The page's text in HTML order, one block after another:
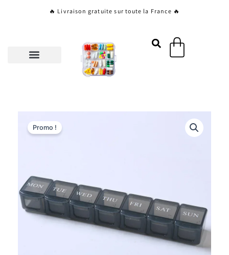
🔥 Livraison gratuite sur toute la France 🔥
Panier
Promo !